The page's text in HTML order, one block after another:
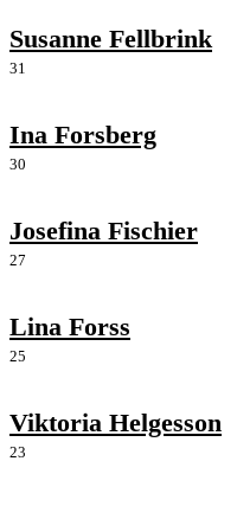
Susanne Fellbrink
31
Ina Forsberg
30
Josefina Fischier
27
Lina Forss
25
Viktoria Helgesson
23